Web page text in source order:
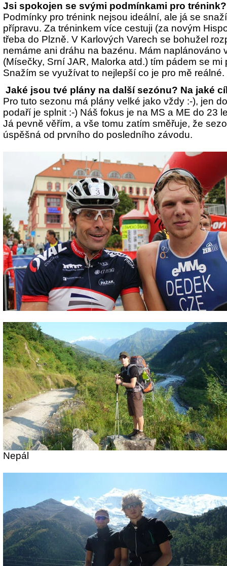
Jsi spokojen se svými podmínkami pro trénink?
Podmínky pro trénink nejsou ideální, ale já se
přípravu. Za tréninkem více cestuji (za novým
třeba do Plzně. V Karlových Varech se bohužel
nemáme ani dráhu na bazénu. Mám naplánováno
(Mísečky, Srní JAR, Malorka atd.) tím pádem se
Snažím se využívat to nejlepší co je pro mě reálné.
Jaké jsou tvé plány na další sezónu? Na jaké
Pro tuto sezonu má plány velké jako vždy :-), jen
podaří je splnit :-) Náš fokus je na MS a ME do 23
Já pevně věřím, a vše tomu zatím směřuje, že
úspěšná od prvního do posledního závodu.
Nepál